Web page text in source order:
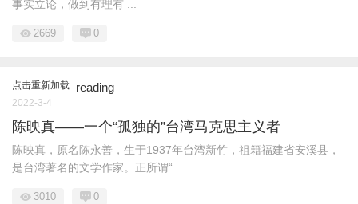
事实立论，做到有理有 ...
2669 0
点击重新加载 reading
2022-3-4
陈映真——一个“孤独的”台湾马克思主义者
陈映真，原名陈永善，生于1937年台湾新竹，祖籍福建省安溪县，
是台湾著名的文学作家。正所谓“ ...
3010 0